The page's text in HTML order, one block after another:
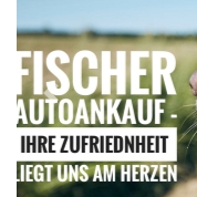
Previous